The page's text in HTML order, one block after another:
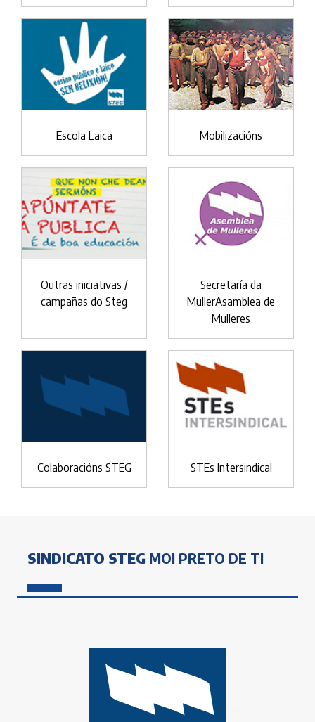
Escola Laica Mobilizacións
Outras iniciativas /
campañas do Steg
Secretaría da
MullerAsamblea de
Mulleres
Colaboracións STEG STEs Intersindical
SINDICATO STEG MOI PRETO DE TI